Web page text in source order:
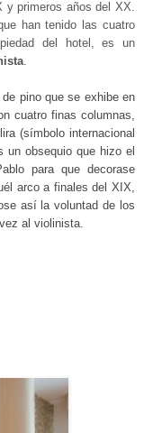
y primeros años del XX.
han tenido las cuatro
del hotel, es un
.
pinoque se exhibe en
cuatro finas columnas,
(símbolo internacional
obsequio que hizo el
para que decorase
arco a finales del XIX,
así la voluntad de los
al violinista.